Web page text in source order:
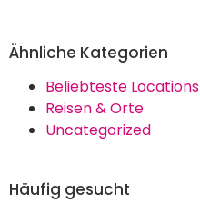
Ähnliche Kategorien
Beliebteste Locations
Reisen & Orte
Uncategorized
Häufig gesucht